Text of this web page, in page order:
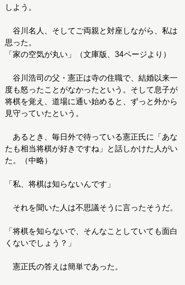
しよう。
谷川名人、そしてご両親と対座しながら、私は
思った。
「家の空気が丸い」（文庫版、34ページより）
谷川浩司の父・憲正は寺の住職で、結婚以来一
度も怒ったことがなかったという。そして息子が
将棋を覚え、道場に通い始めると、ずっと外から
見守っていたという。
あるとき、毎日外で待っている憲正氏に「あな
たも相当将棋が好きですね」と話しかけた人がい
た。（中略）
「私、将棋は知らないんです」
それを聞いた人は不思議そうに言ったそうだ。
「将棋を知らないで、そんなことしていても面白
くないでしょう？」
憲正氏の答えは簡単であった。